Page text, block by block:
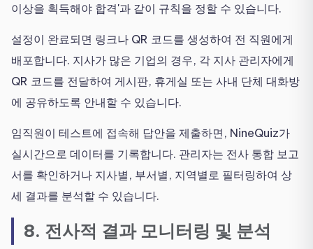
이상을 획득해야 합격'과 같이 규칙을 정할 수 있습니다.
설정이 완료되면 링크나 QR 코드를 생성하여 전 직원에게
배포합니다. 지사가 많은 기업의 경우, 각 지사 관리자에게
QR 코드를 전달하여 게시판, 휴게실 또는 사내 단체 대화방
에 공유하도록 안내할 수 있습니다.
임직원이 테스트에 접속해 답안을 제출하면, NineQuiz가
실시간으로 데이터를 기록합니다. 관리자는 전사 통합 보고
서를 확인하거나 지사별, 부서별, 지역별로 필터링하여 상
세 결과를 분석할 수 있습니다.
8. 전사적 결과 모니터링 및 분석